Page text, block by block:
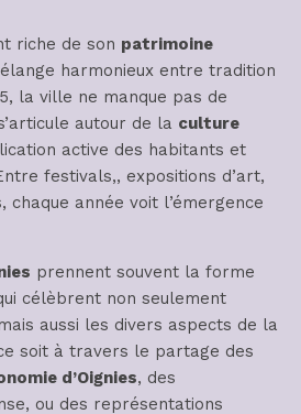
riche de son patrimoine
harmonieux entre tradition
la ville ne manque pas de
autour de la culture
active des habitants et
festivals,, expositions d’art,
chaque année voit l’émergence
prennent souvent la forme
célèbrent non seulement
aussi les divers aspects de la
soit à travers le partage des
d’Oignies, des
ou des représentations